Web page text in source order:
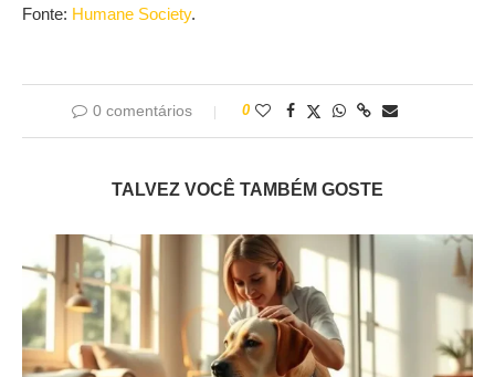
Fonte: Humane Society.
0 comentários 0
TALVEZ VOCÊ TAMBÉM GOSTE